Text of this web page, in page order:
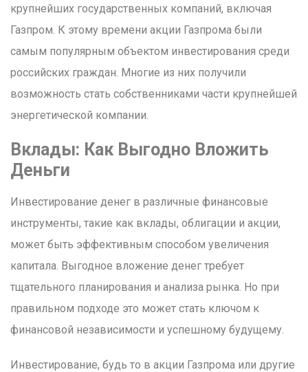
крупнейших государственных компаний, включая
Газпром. К этому времени акции Газпрома были
самым популярным объектом инвестирования среди
российских граждан. Многие из них получили
возможность стать собственниками части крупнейшей
энергетической компании.
Вклады: Как Выгодно Вложить
Деньги
Инвестирование денег в различные финансовые
инструменты, такие как вклады, облигации и акции,
может быть эффективным способом увеличения
капитала. Выгодное вложение денег требует
тщательного планирования и анализа рынка. Но при
правильном подходе это может стать ключом к
финансовой независимости и успешному будущему.
Инвестирование, будь то в акции Газпрома или другие